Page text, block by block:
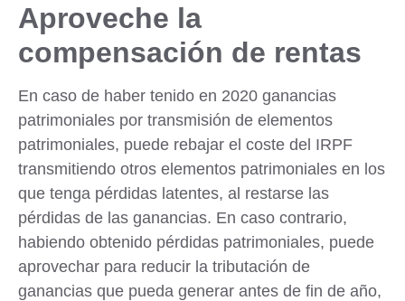
Aproveche la
compensación de rentas
En caso de haber tenido en 2020 ganancias
patrimoniales por transmisión de elementos
patrimoniales, puede rebajar el coste del IRPF
transmitiendo otros elementos patrimoniales en los
que tenga pérdidas latentes, al restarse las
pérdidas de las ganancias. En caso contrario,
habiendo obtenido pérdidas patrimoniales, puede
aprovechar para reducir la tributación de
ganancias que pueda generar antes de fin de año,